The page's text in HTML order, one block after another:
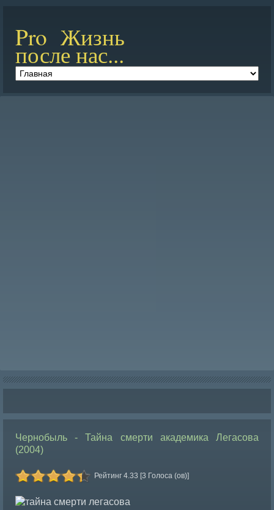
Pro Жизнь
после нас...
Чернобыль - Тайна смерти академика Легасова
(2004)
Рейтинг 4.33 [3 Голоса (ов)]